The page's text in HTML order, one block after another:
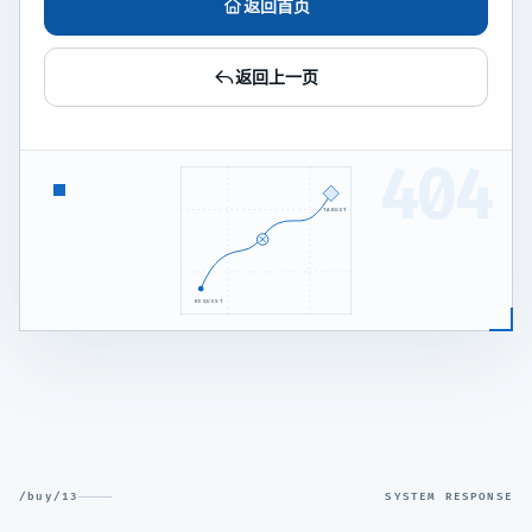
返回首页
返回上一页
REQUEST
TARGET
/buy/13 SYSTEM RESPONSE